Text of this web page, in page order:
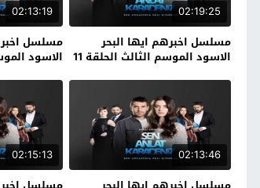
02:19:25
مسلسل اخبرهم ايها البحر
الاسود الموسم الثالث الحلقة 11
02:13:19
مسلسل
الاسود
02:13:46
02:15:13